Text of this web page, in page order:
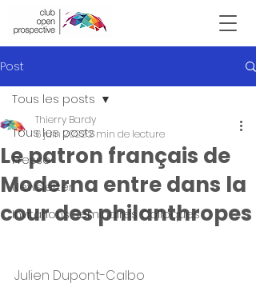
Victor Hugo
Post
Tous les posts
Presse
Newsletter
Invitations Seminaires Colloques
Tous les posts
Le patron français de
Moderna entre dans la
cour des philanthropes
Thierry Bardy
6 juin 20222 min de lecture
Julien Dupont-Calbo